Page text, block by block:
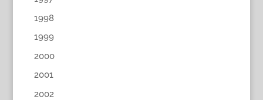
1998
1999
2000
2001
2002